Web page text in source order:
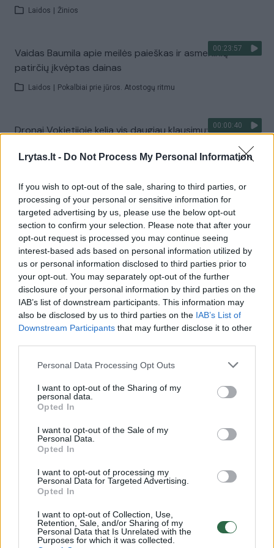
Lrytas.lt - Do Not Process My Personal Information
If you wish to opt-out of the sale, sharing to third parties, or
processing of your personal or sensitive information for
targeted advertising by us, please use the below opt-out
section to confirm your selection. Please note that after your
opt-out request is processed you may continue seeing
interest-based ads based on personal information utilized by
us or personal information disclosed to third parties prior to
your opt-out. You may separately opt-out of the further
disclosure of your personal information by third parties on the
IAB’s list of downstream participants. This information may
also be disclosed by us to third parties on the IAB’s List of
Downstream Participants that may further disclose it to other
Personal Data Processing Opt Outs
I want to opt-out of the Sharing of my
personal data.
Opted In
I want to opt-out of the Sale of my
Personal Data.
Opted In
I want to opt-out of processing my
Personal Data for Targeted Advertising.
Opted In
I want to opt-out of Collection, Use,
Retention, Sale, and/or Sharing of my
Personal Data that Is Unrelated with the
Purposes for which it was collected.
Laidos Žinios
00:23:57
Vaidas Baumila apie meilės paieškas ir asmeninių
patirčių įkvėptas dainas
Laidos Pokalbiai prie jūros. Atostogų ritmu
00:00:40
Dronai Vokietijoje kelia vis daugiau klausimų: du
Žinios
Visi įrašai
Žiūrimiausi įrašai
00:00:30
Vaizdai iš tragiškos avarijos Vilniaus r.: dviejų moterų ir
vaiko gyvybių išgelbėti nepavyko
Savaitės vidurys nusimato karštas: temperatūra kils iki
32 laipsnių šilumos
Ukrainos politikoje: jis yra neteisus
Laidos | Nauja diena
00:05:25
K. Prunskienės brolis prisiminė jaudinančią akimirką